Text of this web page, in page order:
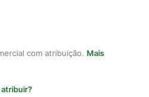
com atribuição. Mais